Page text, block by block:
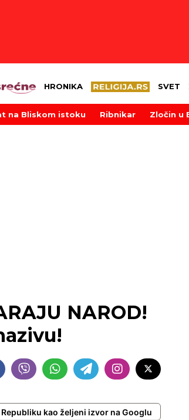
HRONIKA SVET
na Bliskom istoku Ribnikar Zločin u
NAROD!
Republiku kao željeni izvor na Googlu